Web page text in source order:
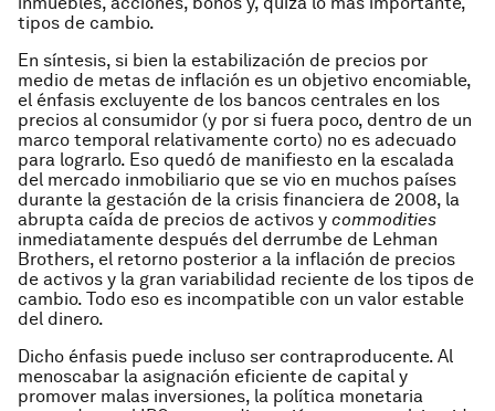
tipos de cambio.
En síntesis, si bien la estabilización de precios por
medio de metas de inflación es un objetivo encomiable,
el énfasis excluyente de los bancos centrales en los
precios al consumidor (y por si fuera poco, dentro de un
marco temporal relativamente corto) no es adecuado
para lograrlo. Eso quedó de manifiesto en la escalada
del mercado inmobiliario que se vio en muchos países
durante la gestación de la crisis financiera de 2008, la
abrupta caída de precios de activos y commodities
inmediatamente después del derrumbe de Lehman
Brothers, el retorno posterior a la inflación de precios
de activos y la gran variabilidad reciente de los tipos de
cambio. Todo eso es incompatible con un valor estable
del dinero.
Dicho énfasis puede incluso ser contraproducente. Al
menoscabar la asignación eficiente de capital y
promover malas inversiones, la política monetaria